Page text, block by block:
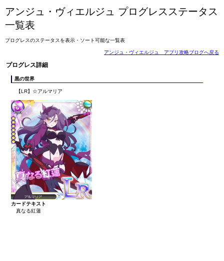
アンジュ・ヴィエルジュ プログレスステータス
一覧表
プログレスのステータスを表示・ソート可能な一覧表
アンジュ・ヴィエルジュ アプリ攻略ブログへ戻る
プログレス詳細
黒の世界
【LR】☆アルマリア
カードテキスト
真なる紅蓮